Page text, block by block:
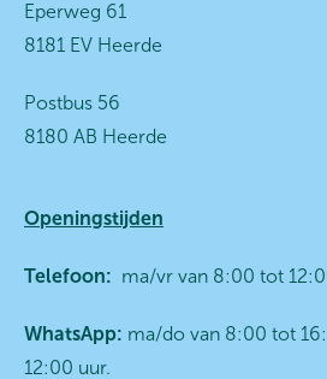
Eperweg 61
8181 EV Heerde
Postbus 56
8180 AB Heerde
Openingstijden
Telefoon: ma/vr van 8:00 tot
WhatsApp: ma/do van 8:00 tot
12:00 uur.